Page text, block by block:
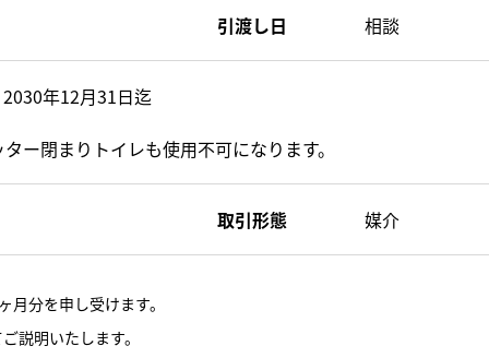
引渡し日 相談
年12月31日迄
ー閉まりトイレも使用不可になります。
取引形態 媒介
分を申し受けます。
説明いたします。